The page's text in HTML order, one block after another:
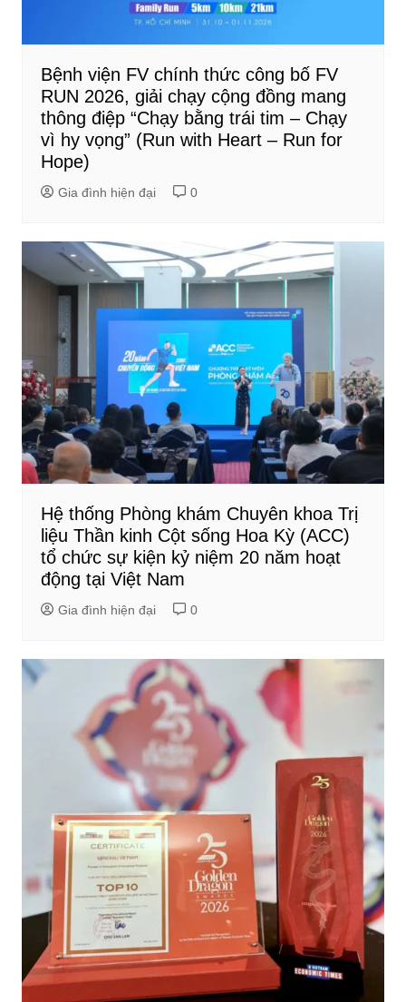
Bệnh viện FV chính thức công bố FV
RUN 2026, giải chạy cộng đồng mang
thông điệp “Chạy bằng trái tim – Chạy
vì hy vọng” (Run with Heart – Run for
Hope)
Gia đình hiện đại 0
Hệ thống Phòng khám Chuyên khoa Trị
liệu Thần kinh Cột sống Hoa Kỳ (ACC)
tổ chức sự kiện kỷ niệm 20 năm hoạt
động tại Việt Nam
Gia đình hiện đại 0